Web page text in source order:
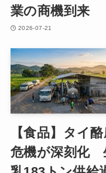
業の商機到来
2026-07-21
【食品】タイ
危機が深刻化